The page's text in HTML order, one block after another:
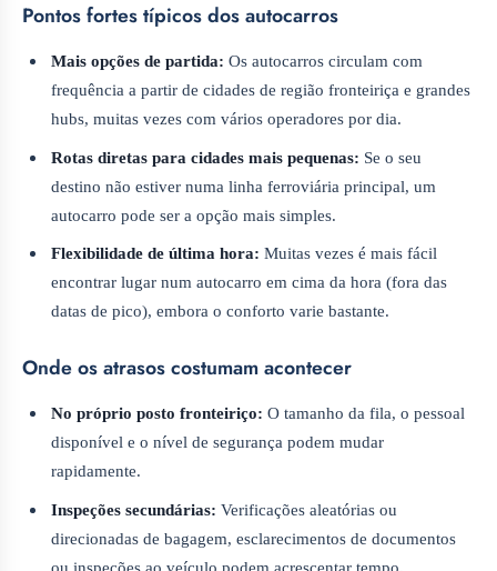
Pontos fortes típicos dos autocarros
Mais opções de partida: Os autocarros circulam com
frequência a partir de cidades de região fronteiriça e grandes
hubs, muitas vezes com vários operadores por dia.
Rotas diretas para cidades mais pequenas: Se o seu
destino não estiver numa linha ferroviária principal, um
autocarro pode ser a opção mais simples.
Flexibilidade de última hora: Muitas vezes é mais fácil
encontrar lugar num autocarro em cima da hora (fora das
datas de pico), embora o conforto varie bastante.
Onde os atrasos costumam acontecer
No próprio posto fronteiriço: O tamanho da fila, o pessoal
disponível e o nível de segurança podem mudar
rapidamente.
Inspeções secundárias: Verificações aleatórias ou
direcionadas de bagagem, esclarecimentos de documentos
ou inspeções ao veículo podem acrescentar tempo.